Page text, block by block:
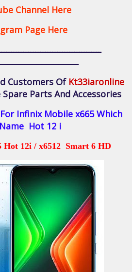
Channel Here
Page Here
Customers Of Kt33iaronline
Parts And Accessories .
Infinix Mobile x665 Which
Hot 12 i
12i / x6512 Smart 6 HD